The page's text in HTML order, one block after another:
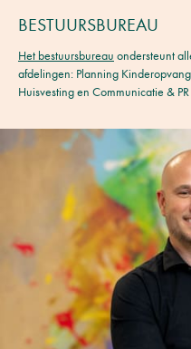
BESTUURSBUREAU
Het bestuursbureau ondersteunt
afdelingen: Planning
Huisvesting en Communicatie & PR